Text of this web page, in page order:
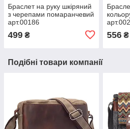
Браслет на руку шкіряний
з черепами помаранчевий
арт.00186
499 ₴ 556₴
Подібні товари компанії